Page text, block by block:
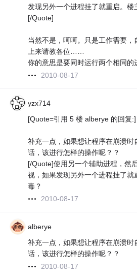
发现另外一个进程挂了就重启。楼
[/Quote]
当然不是，呵呵。只是工作需要，
上来请教各位……
你的意思是要同时运行两个相同的
2010-08-17
yzx714
[Quote=引用 5 楼 alberye 的回复:]
补充一点，如果想让程序在崩溃时
话，该进行怎样的操作呢？？
[/Quote]使用另一个辅助进程，然
视，如果发现另外一个进程挂了就
毒？
2010-08-17
alberye
补充一点，如果想让程序在崩溃时
话，该进行怎样的操作呢？？
2010-08-17